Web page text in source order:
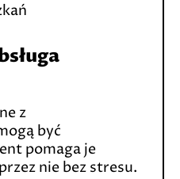
z
być
pomaga je
nie bez stresu.